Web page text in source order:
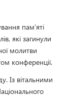
пам’яті
які загинули
молитви
конференції.
Із вітальними